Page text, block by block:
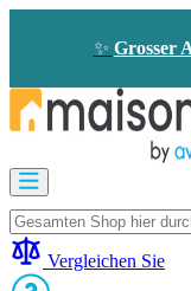
✨ Grosser
Bildtelefon
und
Türklingel
Vergleichen Sie